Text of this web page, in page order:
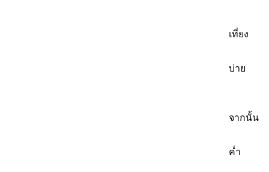
เที่ยง
บ่าย
จากนั้น
ค่ำ